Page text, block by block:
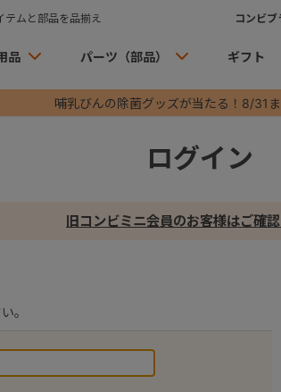
ムと部品を品揃え コンビ
品 パーツ（部品） ギフト
哺乳びんの除菌グッズが当たる！8/31
ログイン
旧コンビミニ会員のお客様はご確
。